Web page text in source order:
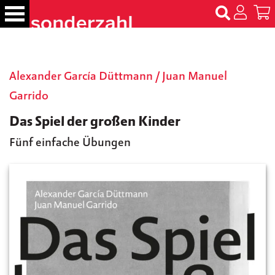
c
h
e
r
N
Alexander García Düttmann /Juan Manuel
Garrido
Das Spiel der großen Kinder
Fünf einfache Übungen